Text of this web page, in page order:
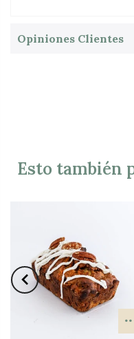
Opiniones Clientes
Esto también